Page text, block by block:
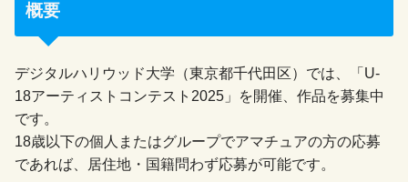
概要
デジタルハリウッド大学（東京都千代田区）では、「U-
18アーティストコンテスト2025」を開催、作品を募集中
です。
18歳以下の個人またはグループでアマチュアの方の応募
であれば、居住地・国籍問わず応募が可能です。